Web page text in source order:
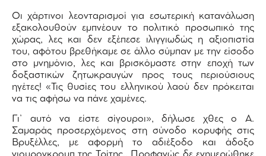
Οι χάρτινοι λεονταρισμοί για εσωτερική κατανάλωση
εξακολουθούν εμπνέουν το πολιτικό προσωπικό της
χώρας, λες και δεν εξέπεσε ιλιγγιωδώς η αξιοπιστία
του, αφότου βρεθήκαμε σε άλλο σύμπαν με την είσοδο
στο μνημόνιο, λες και βρισκόμαστε στην εποχή των
δοξαστικών ζητωκραυγών προς τους περιούσιους
ηγέτες! «Τις θυσίες του ελληνικού λαού δεν πρόκειται
να τις αφήσω να πάνε χαμένες.
Γι’ αυτό να είστε σίγουροι», δήλωσε χθες ο Α.
Σαμαράς προσερχόμενος στη σύνοδο κορυφής στις
Βρυξέλλες, με αφορμή το αδιέξοδο και άδοξο